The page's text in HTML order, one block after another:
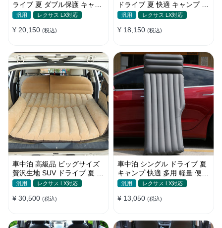
ライブ 夏 ダブル保護 キャン
プ 旅行 収納便利 取付簡単 全
汎用 レクサス LX対応
¥ 20,150 (税込)
ドライブ 夏 快適 キャンプ 旅
行 収納便利 全車種 多色 エア
汎用 レクサス LX対応
¥ 18,150 (税込)
車中泊 高級品 ビッグサイズ
贅沢生地 SUV ドライブ 夏 快
適 キャンプ 旅行 収納便利 エ
汎用 レクサス LX対応
¥ 30,500 (税込)
車中泊 シングル ドライブ 夏
キャンプ 快適 多用 軽量 便利
省スペース 旅行 エアーベッ
汎用 レクサス LX対応
¥ 13,050 (税込)